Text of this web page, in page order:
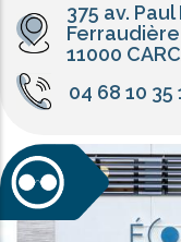
375 av.
Ferraudière
11000
04 68 10 35